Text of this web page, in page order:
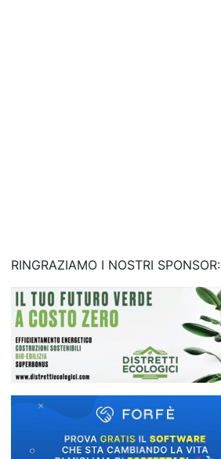
RINGRAZIAMO I NOSTRI SPONSOR: